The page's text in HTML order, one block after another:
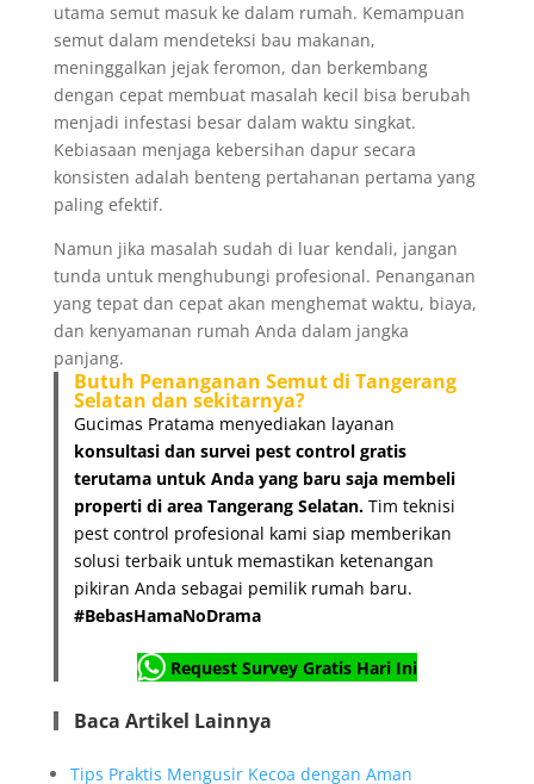
utama semut masuk ke dalam rumah. Kemampuan
semut dalam mendeteksi bau makanan,
meninggalkan jejak feromon, dan berkembang
dengan cepat membuat masalah kecil bisa berubah
menjadi infestasi besar dalam waktu singkat.
Kebiasaan menjaga kebersihan dapur secara
konsisten adalah benteng pertahanan pertama yang
paling efektif.
Namun jika masalah sudah di luar kendali, jangan
tunda untuk menghubungi profesional. Penanganan
yang tepat dan cepat akan menghemat waktu, biaya,
dan kenyamanan rumah Anda dalam jangka
panjang.
Butuh Penanganan Semut di Tangerang
Selatan dan sekitarnya?
Gucimas Pratama menyediakan layanan
konsultasi dan survei pest control gratis
terutama untuk Anda yang baru saja membeli
properti di area Tangerang Selatan.Tim teknisi
pest control profesional kami siap memberikan
solusi terbaik untuk memastikan ketenangan
pikiran Anda sebagai pemilik rumah baru.
#BebasHamaNoDrama
Request Survey Gratis Hari Ini
Baca Artikel Lainnya
Tips Praktis Mengusir Kecoa dengan Aman